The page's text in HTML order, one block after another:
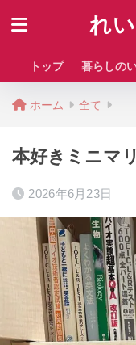
れ
トップ 暮らしの
ホーム 全て
本好きミニマ
2026年6月23日